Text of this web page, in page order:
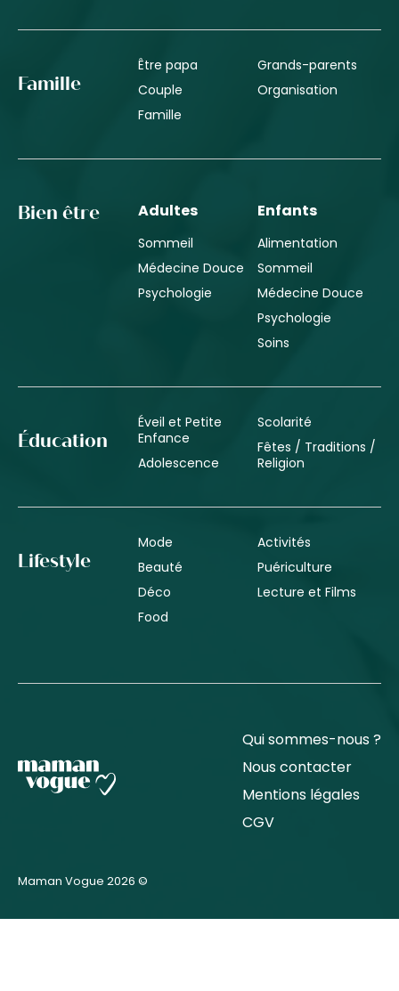
Famille
Être papa
Couple
Famille
Grands-parents
Organisation
Bien être Adultes
Sommeil
Médecine Douce
Psychologie
Enfants
Alimentation
Sommeil
Médecine Douce
Psychologie
Soins
Éducation
Éveil et Petite
Enfance
Adolescence
Scolarité
Fêtes / Traditions /
Religion
Lifestyle
Mode
Beauté
Déco
Food
Activités
Puériculture
Lecture et Films
Qui sommes-nous ?
Nous contacter
Mentions légales
CGV
Maman Vogue 2026 ©